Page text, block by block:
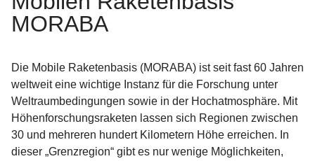
MORABA
Die Mobile Raketenbasis (MORABA) ist seit fast 60 Jahren
weltweit eine wichtige Instanz für die Forschung unter
Weltraumbedingungen sowie in der Hochatmosphäre. Mit
Höhenforschungsraketen lassen sich Regionen zwischen
30 und mehreren hundert Kilometern Höhe erreichen. In
dieser „Grenzregion“ gibt es nur wenige Möglichkeiten,